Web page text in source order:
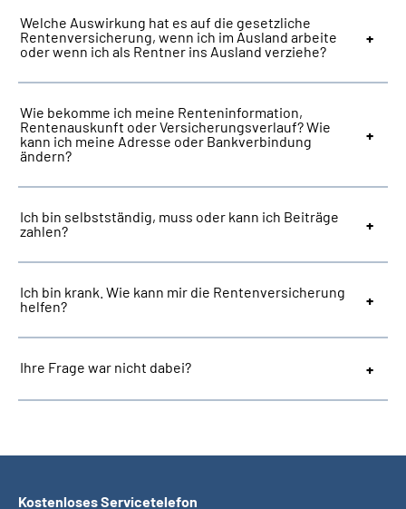
Welche Auswirkung hat es auf die gesetzliche
Rentenversicherung, wenn ich im Ausland arbeite
oder wenn ich als Rentner ins Ausland verziehe?
Wie bekomme ich meine Renteninformation,
Rentenauskunft oder Versicherungsverlauf? Wie
kann ich meine Adresse oder Bankverbindung
ändern?
Ich bin selbstständig, muss oder kann ich Beiträge
zahlen?
Ich bin krank. Wie kann mir die Rentenversicherung
helfen?
Ihre Frage war nicht dabei?
Kostenloses Servicetelefon